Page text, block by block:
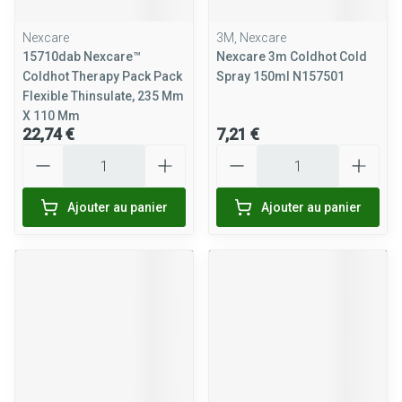
Nexcare
15710dab Nexcare™
Coldhot Therapy Pack Pack
Flexible Thinsulate, 235 Mm
X 110 Mm
22,74 €
Ajouter au panier
3M, Nexcare
Nexcare 3m Coldhot Cold
Spray 150ml N157501
7,21 €
Ajouter au panier